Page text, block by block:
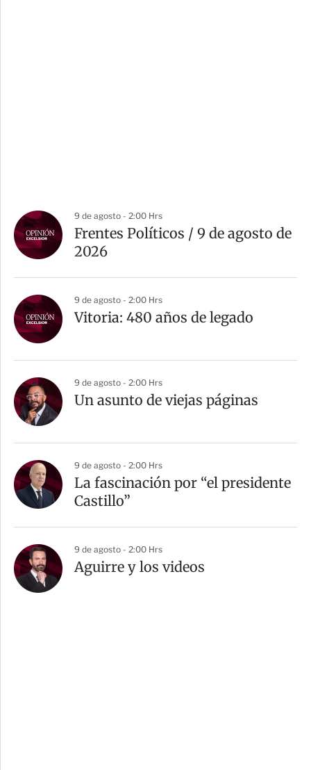
9 de agosto - 2:00 Hrs
Frentes Políticos / 9 de agosto de
2026
9 de agosto - 2:00 Hrs
Vitoria: 480 años de legado
9 de agosto - 2:00 Hrs
Un asunto de viejas páginas
9 de agosto - 2:00 Hrs
La fascinación por “el presidente
Castillo”
9 de agosto - 2:00 Hrs
Aguirre y los videos